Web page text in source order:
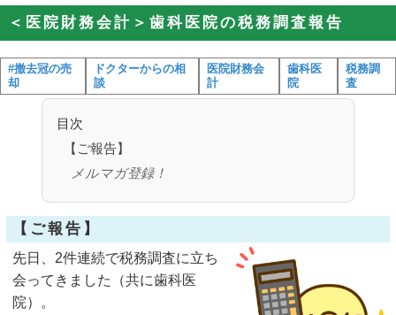
＜医院財務会計＞歯科医院の税務調査報告
#撤去冠の売
却
ドクターからの相
談
医院財務会
計
歯科医
院
税務調
査
目次
【ご報告】
メルマガ登録！
【ご報告】
先日、2件連続で税務調査に立ち
会ってきました（共に歯科医
院）。